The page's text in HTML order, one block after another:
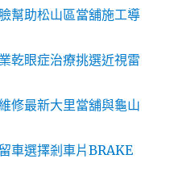
幫助松山區當舖施工導
乾眼症治療挑選近視雷
修最新大里當舖與龜山
車選擇剎車片BRAKE